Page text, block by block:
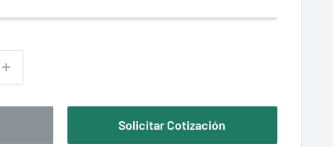
Solicitar Cotización